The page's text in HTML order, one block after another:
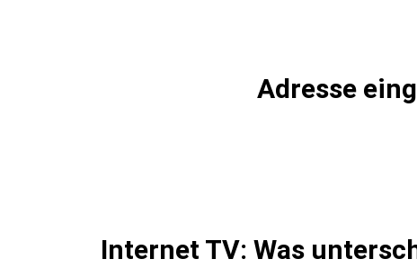
Adresse
Internet TV: Was